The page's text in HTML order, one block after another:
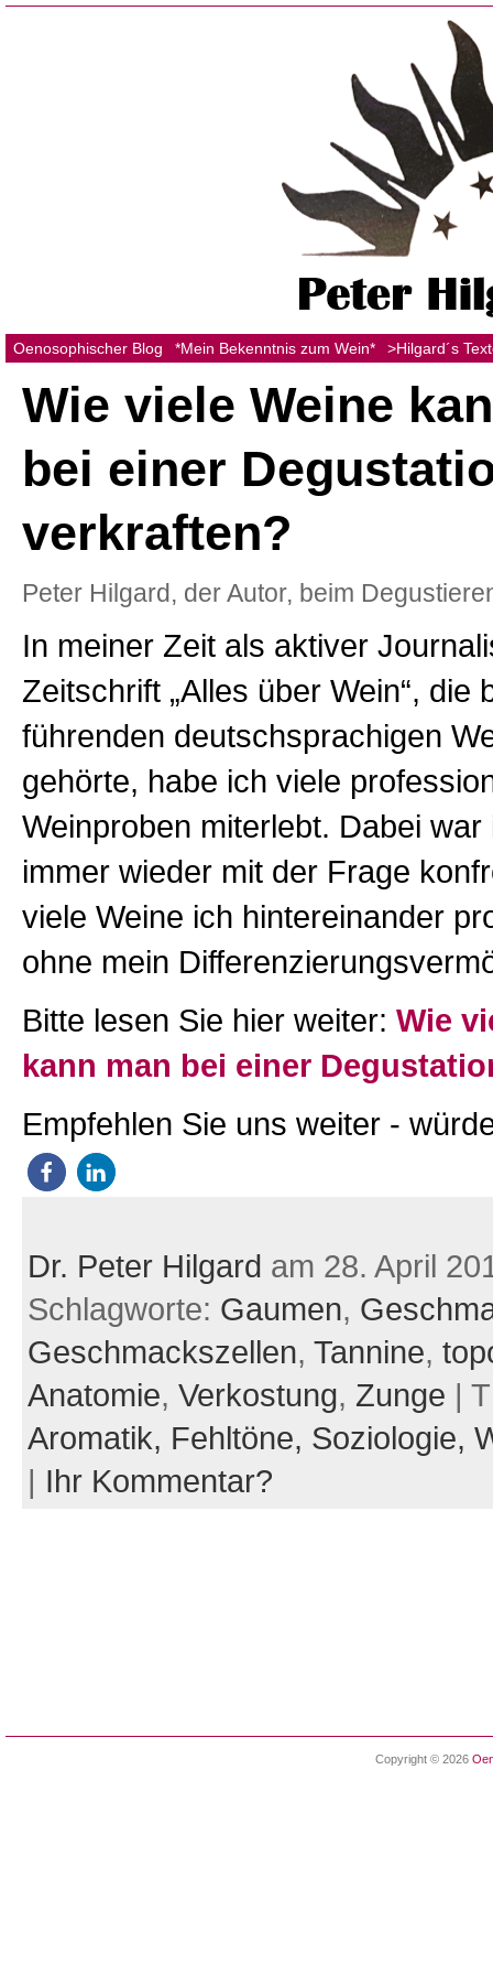
Oenosophischer Blog *Mein Bekenntnis zum Wein* >Hilgard´s
Wie viele Weine
bei einer
verkraften?
Peter Hilgard, der Autor, beim
In meiner Zeit als aktiver
Zeitschrift „Alles über Wein“, die
führenden deutschsprachigen
gehörte, habe ich viele
Weinproben miterlebt. Dabei
immer wieder mit der Frage
viele Weine ich hintereinander
ohne mein
Bitte lesen Sie hier weiter: Wie
kann man bei einer
Empfehlen Sie uns weiter -
Dr. Peter Hilgard am 28. April
Schlagworte: Gaumen,
Geschmackszellen, Tannine,
Anatomie, Verkostung, Zunge |
Aromatik, Fehltöne, Soziologie,
| Ihr Kommentar?
Copyright © 2026